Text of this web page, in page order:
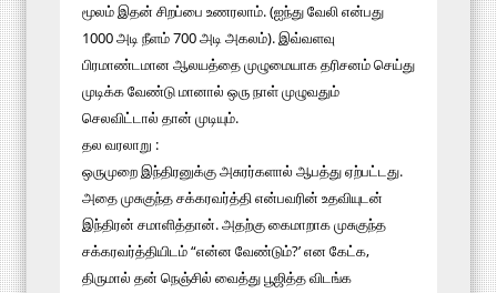
மூலம் இதன் சிறப்பை உணரலாம். (ஐந்து வேலி என்பது
1000 அடி நீளம் 700 அடி அகலம்). இவ்வளவு
பிரமாண்டமான ஆலயத்தை முழுமையாக தரிசனம் செய்து
முடிக்க வேண்டு மானால் ஒரு நாள் முழுவதும்
செலவிட்டால் தான் முடியும்.
தல வரலாறு :
ஒருமுறை இந்திரனுக்கு அசுரர்களால் ஆபத்து ஏற்பட்டது.
அதை முசுகுந்த சக்கரவர்த்தி என்பவரின் உதவியுடன்
இந்திரன் சமாளித்தான். அதற்கு கைமாறாக முசுகுந்த
சக்கரவர்த்தியிடம் “என்ன வேண்டும்?’ என கேட்க,
திருமால் தன் நெஞ்சில் வைத்து பூஜித்த விடங்க